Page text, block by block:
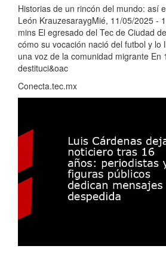
Historias de un rincón del mundo: así
León KrauzesaraygMié, 11/05/2025 -
mins El egresado del Tec de Ciudad
cómo su vocación nació del futbol y lo
una voz de la comunidad migrante En
destituci&oac
Conecta.tec.mx